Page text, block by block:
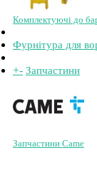
Комплектуючі до
Фурнітура для
+- Запчастини
Запчастини Came